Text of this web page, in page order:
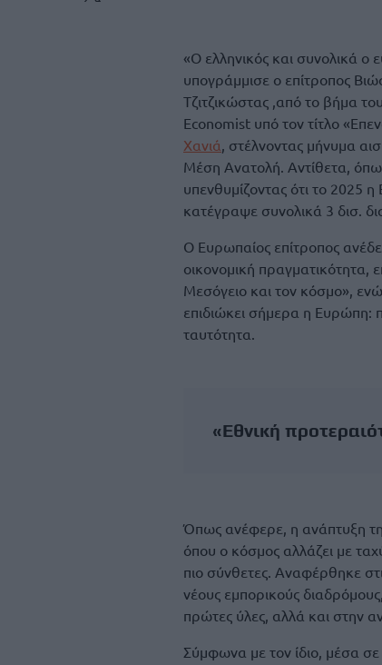
«Ο ελληνικός και συνολικά ο
υπογράμμισε ο επίτροπος
Τζιτζικώστας ,από το βήμα του
Economist υπό τον τίτλο
Χανιά, στέλνοντας μήνυμα
Μέση Ανατολή. Αντίθετα,
υπενθυμίζοντας ότι το 2025
κατέγραψε συνολικά 3 δισ.
Ο Ευρωπαίος επίτροπος
οικονομική πραγματικότητα,
Μεσόγειο και τον κόσμο»,
επιδιώκει σήμερα η Ευρώπη:
ταυτότητα.
«Εθνική
Όπως ανέφερε, η ανάπτυξη
όπου ο κόσμος αλλάζει με
πιο σύνθετες. Αναφέρθηκε
νέους εμπορικούς
πρώτες ύλες, αλλά και στην
Σύμφωνα με τον ίδιο, μέσα